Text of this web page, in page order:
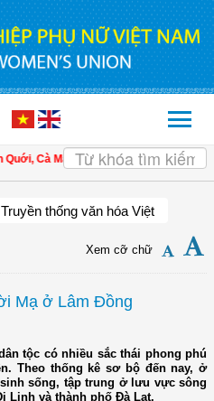
Cà Mau: Tập huấn kỹ thuật kỹ thuật
Truyền thống văn hóa Việt
Xem cỡ chữ
Mạ ở Lâm Đồng
tộc có nhiều sắc thái phong phú
Theo thống kê sơ bộ đến nay, ở
sống, tập trung ở lưu vực sông
Linh và thành phố Đà Lạt.